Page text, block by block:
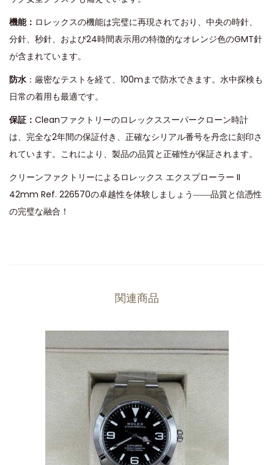
機能： ロレックスの機能は完璧に再現されており、中央の時針、
分針、秒針、および24時間表示用の特徴的なオレンジ色のGMT針
が含まれています。
防水：厳密なテストを経て、100mまで防水できます。水中探検も
日常の着用も最適です。
保証： Cleanファクトリーのロレックススーパークローン時計
は、完全な2年間の保証付き、正確なシリアル番号を丹念に刻印さ
れています。これにより、製品の品質と正確性が保証されます。
クリーンファクトリーによるロレックス エクスプローラー II
42mm Ref. 226570の卓越性を体験しましょう――品質と信憑性
の完璧な融合！
関連商品